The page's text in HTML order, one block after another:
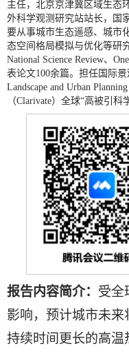
主任，北京京津冀区域生态
外科学观测研究站站长，国
要从事城市生态遥感、城市
态空间格局模拟与优化等研
National Science Review、
表论文100余篇。担任国际景
Landscape and Urban
（Clarivate）全球“高被引科
报告内容简介： 受全
影响，预计城市未来
持续时间更长的高